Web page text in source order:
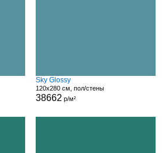
Sky Glossy
120x280 см, пол/стены
38662 р/м²